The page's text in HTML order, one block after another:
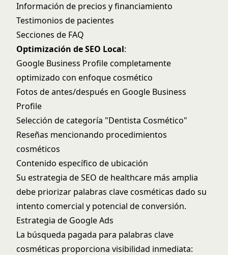
Información de precios y financiamiento
Testimonios de pacientes
Secciones de FAQ
Optimización de SEO Local:
Google Business Profile completamente
optimizado con enfoque cosmético
Fotos de antes/después en Google Business
Profile
Selección de categoría "Dentista Cosmético"
Reseñas mencionando procedimientos
cosméticos
Contenido específico de ubicación
Su estrategia de SEO de healthcare más amplia
debe priorizar palabras clave cosméticas dado su
intento comercial y potencial de conversión.
Estrategia de Google Ads
La búsqueda pagada para palabras clave
cosméticas proporciona visibilidad inmediata: